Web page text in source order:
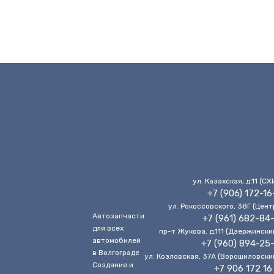
Автозапчасти
для всех
автомобилей
в Волгограде
Cоздание и
ул. Казахская, д.11
+7 (906) 172-
ул. Рокоссовского, 38Г
+7 (961) 682-
пр-т Жукова, д.111
+7 (960) 894-
ул. Козловская, 37А
+7 906 172